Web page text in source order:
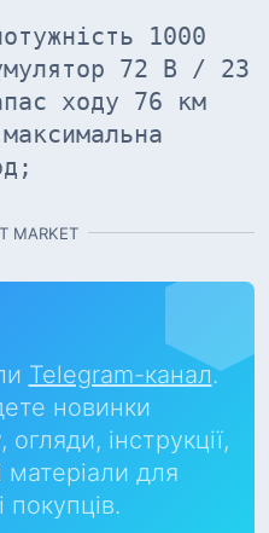
1000
72 В / 23
ходу 76 км
MARKET
Telegram-канал.
новинки
інструкції,
матеріали для
покупців.